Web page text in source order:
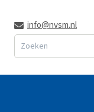
info@nvsm.nl